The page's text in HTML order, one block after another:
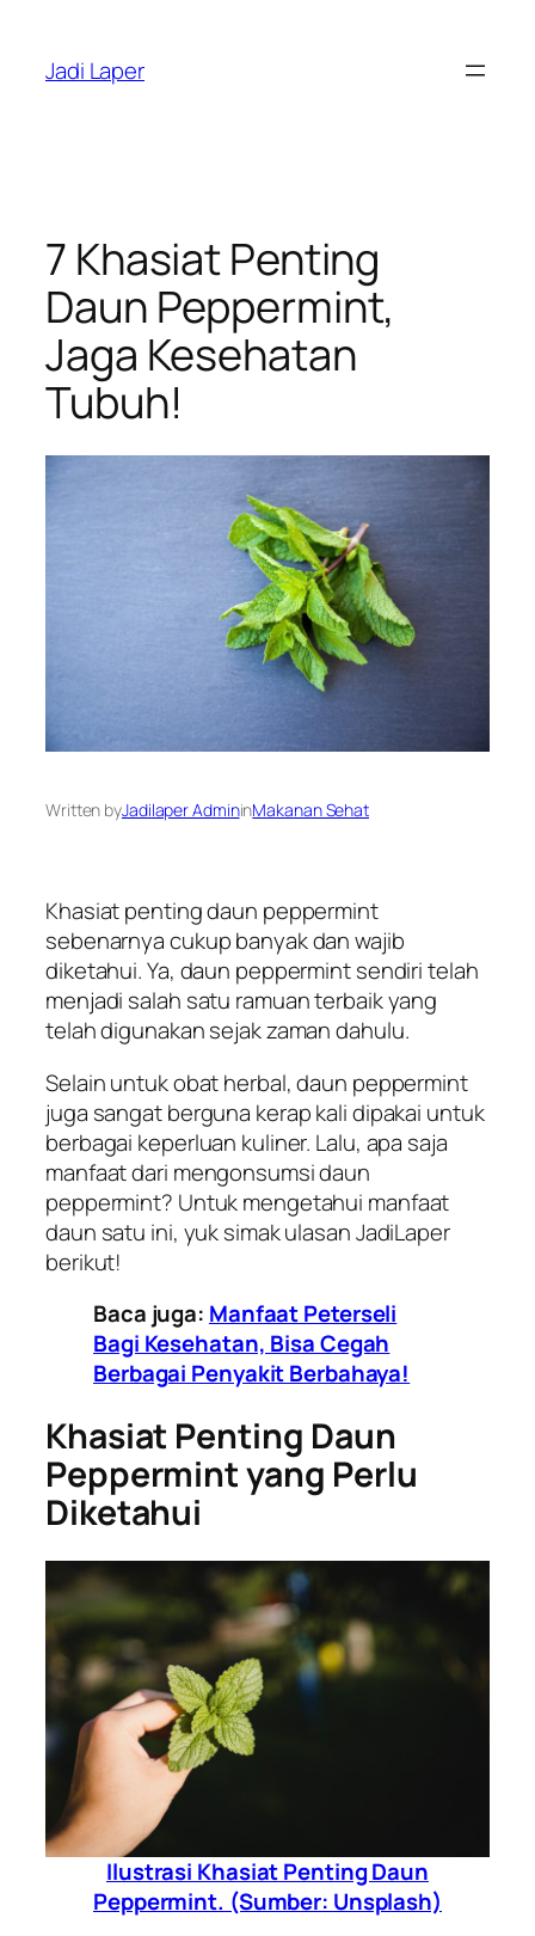
content
Jadi Laper
7 Khasiat Penting
Daun Peppermint,
Jaga Kesehatan
Tubuh!
Written byJadilaper AdmininMakanan Sehat
Khasiat penting daun peppermint
sebenarnya cukup banyak dan wajib
diketahui. Ya, daun peppermint sendiri telah
menjadi salah satu ramuan terbaik yang
telah digunakan sejak zaman dahulu.
Selain untuk obat herbal, daun peppermint
juga sangat berguna kerap kali dipakai untuk
berbagai keperluan kuliner. Lalu, apa saja
manfaat dari mengonsumsi daun
peppermint? Untuk mengetahui manfaat
daun satu ini, yuk simak ulasan JadiLaper
berikut!
Baca juga: Manfaat Peterseli
Bagi Kesehatan, Bisa Cegah
Berbagai Penyakit Berbahaya!
Khasiat Penting Daun
Peppermint yang Perlu
Diketahui
Ilustrasi Khasiat Penting Daun
Peppermint. (Sumber: Unsplash)